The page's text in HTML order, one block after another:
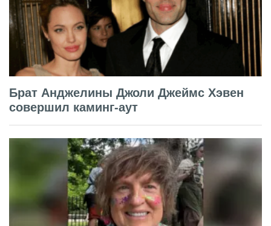
Брат Анджелины Джоли Джеймс Хэвен
совершил каминг-аут